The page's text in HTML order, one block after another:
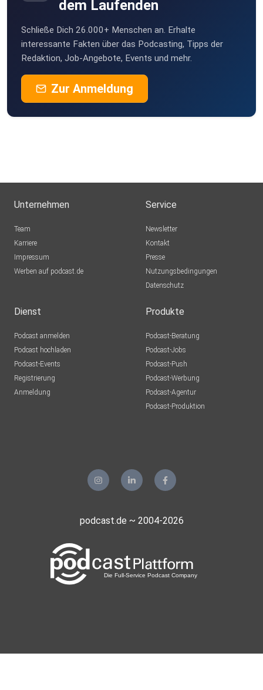
dem Laufenden
Schließe Dich 26.000+ Menschen an. Erhalte
interessante Fakten über das Podcasting, Tipps der
Redaktion, Job-Angebote, Events und mehr.
Zur Anmeldung
Unternehmen
Team
Karriere
Impressum
Werben auf podcast.de
Service
Newsletter
Kontakt
Presse
Nutzungsbedingungen
Datenschutz
Dienst
Podcast anmelden
Podcast hochladen
Podcast-Events
Registrierung
Anmeldung
Produkte
Podcast-Beratung
Podcast-Jobs
Podcast-Push
Podcast-Werbung
Podcast-Agentur
Podcast-Produktion
podcast.de ~ 2004-2026